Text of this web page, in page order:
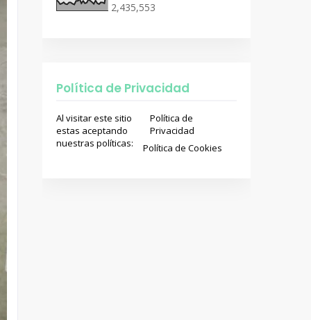
2,435,553
Política de Privacidad
Al visitar este sitio
estas aceptando
nuestras políticas:
Política de
Privacidad
Política de Cookies